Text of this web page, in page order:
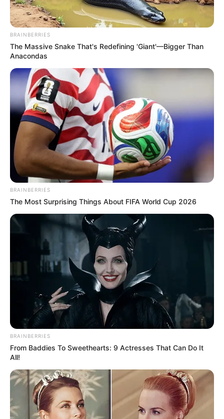
BRAINBERRIES
The Massive Snake That's Redefining 'Giant'—Bigger Than
Anacondas
BRAINBERRIES
The Most Surprising Things About FIFA World Cup 2026
BRAINBERRIES
From Baddies To Sweethearts: 9 Actresses That Can Do It
All!